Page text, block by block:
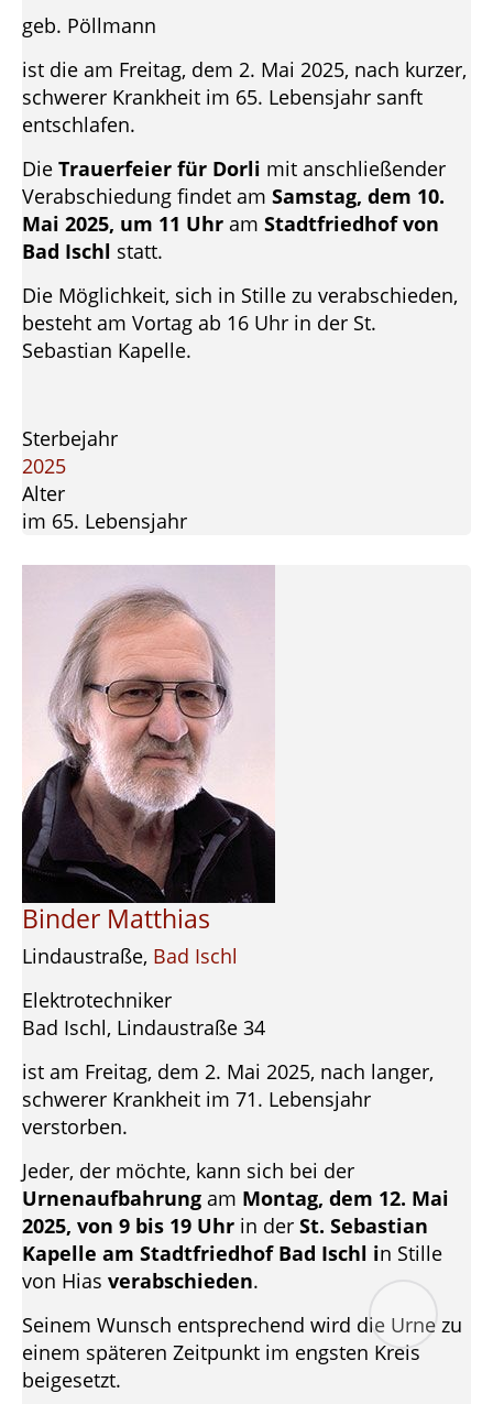
geb. Pöllmann
ist die am Freitag, dem 2. Mai 2025, nach kurzer,
schwerer Krankheit im 65. Lebensjahr sanft
entschlafen.
Die Trauerfeier für Dorli mit anschließender
Verabschiedung findet am Samstag, dem 10.
Mai 2025, um 11 Uhr am Stadtfriedhof von
Bad Ischl statt.
Die Möglichkeit, sich in Stille zu verabschieden,
besteht am Vortag ab 16 Uhr in der St.
Sebastian Kapelle.
Sterbejahr
2025
Alter
im 65. Lebensjahr
Binder Matthias
Lindaustraße, Bad Ischl
Elektrotechniker
Bad Ischl, Lindaustraße 34
ist am Freitag, dem 2. Mai 2025, nach langer,
schwerer Krankheit im 71. Lebensjahr
verstorben.
Jeder, der möchte, kann sich bei der
Urnenaufbahrung am Montag, dem 12. Mai
2025, von 9 bis 19 Uhr in der St. Sebastian
Kapelle am Stadtfriedhof Bad Ischl in Stille
von Hias verabschieden.
Seinem Wunsch entsprechend wird die Urne zu
einem späteren Zeitpunkt im engsten Kreis
beigesetzt.